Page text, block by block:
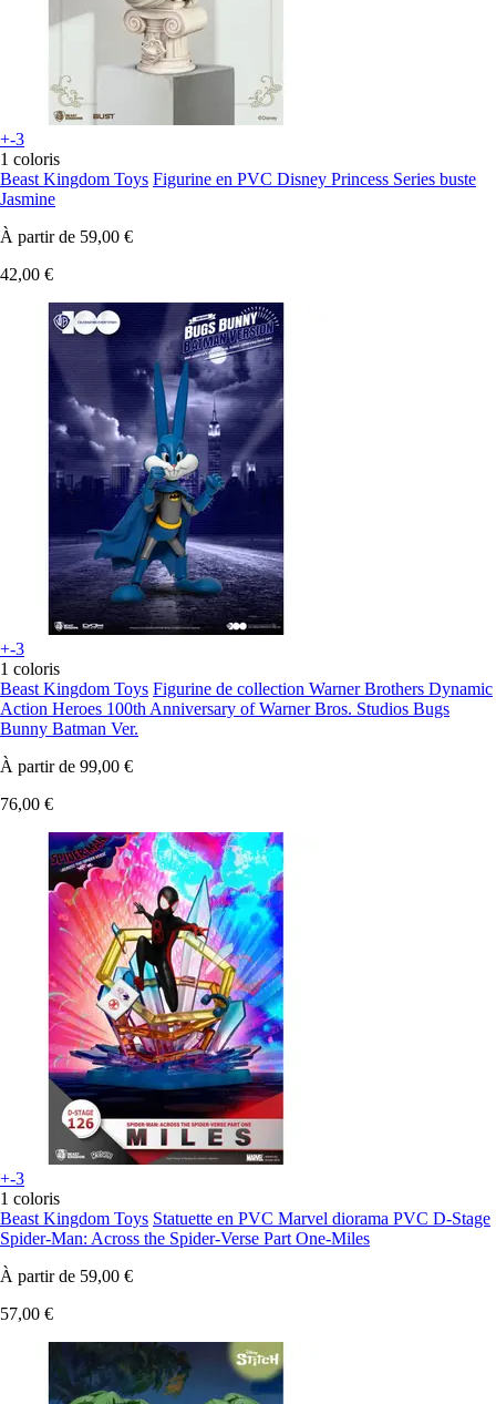
+-3
1 coloris
Beast Kingdom Toys Figurine en PVC Disney Princess Series buste
Jasmine
À partir de 59,00 €
42,00 €
+-3
1 coloris
Beast Kingdom Toys Figurine de collection Warner Brothers Dynamic
Action Heroes 100th Anniversary of Warner Bros. Studios Bugs
Bunny Batman Ver.
À partir de 99,00 €
76,00 €
+-3
1 coloris
Beast Kingdom Toys Statuette en PVC Marvel diorama PVC D-Stage
Spider-Man: Across the Spider-Verse Part One-Miles
À partir de 59,00 €
57,00 €